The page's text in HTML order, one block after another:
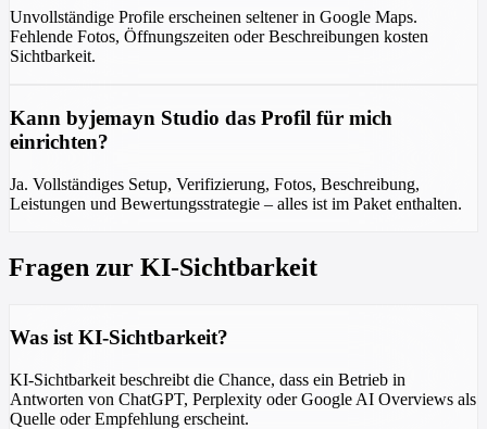
Unvollständige Profile erscheinen seltener in Google Maps.
Fehlende Fotos, Öffnungszeiten oder Beschreibungen kosten
Sichtbarkeit.
Kann byjemayn Studio das Profil für mich
einrichten?
Ja. Vollständiges Setup, Verifizierung, Fotos, Beschreibung,
Leistungen und Bewertungsstrategie – alles ist im Paket enthalten.
Fragen zur KI-Sichtbarkeit
Was ist KI-Sichtbarkeit?
KI-Sichtbarkeit beschreibt die Chance, dass ein Betrieb in
Antworten von ChatGPT, Perplexity oder Google AI Overviews als
Quelle oder Empfehlung erscheint.